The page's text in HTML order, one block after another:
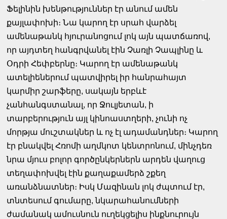
Ֆելինին խենթություններ էր անում ամեն
քայլափոխի։ Նա կարող էր սրահ վարձել
ամենաթանկ հյուրանոցում լոկ այն պատճառով,
որ այդտեղ հանգրվանել էին Չառլի Չապլինը և
Օդրի Հեփբերնը։ Կարող էր ամենաթանկ
ատելիեներում պատվիրել իր հանրահայտ
կարմիր շարֆերը, սակայն երբևէ
չանհանգստանալ, որ Ջուլյետան, ի
տարբերություն այլ կինոաստղերի, չունի ոչ
մորթյա մուշտակներ և ոչ էլ ադամանդներ։ Կարող
էր բնակվել Հռոմի աղմկոտ կենտրոնում, մինչդեռ
նրա մյուս բոլոր գործընկերներն արդեն վաղուց
տեղափոխվել էին քաղաքամերձ շքեղ
առանձնատներ։ Իսկ Մազինան լոկ ժպտում էր,
տնտեսում գումարը, նկարահանումների
ժամանակ ամուսնուն ուղեկցելիս ինքնուրույն